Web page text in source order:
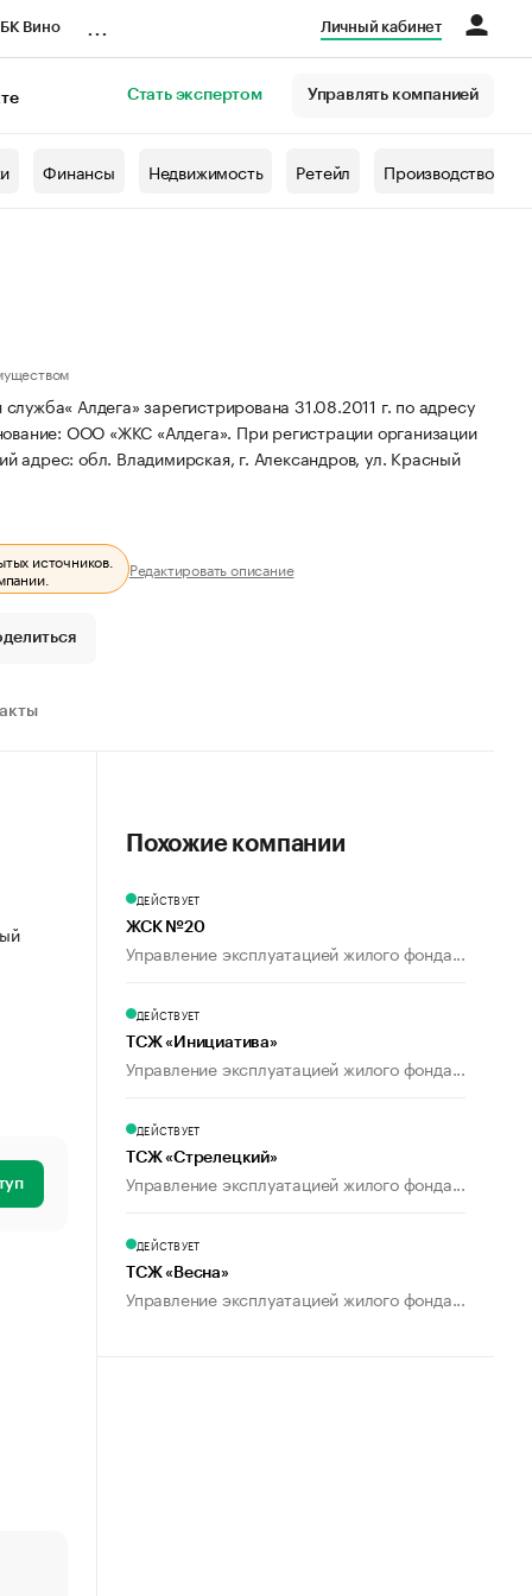
Вино Личный кабинет
Стать экспертом Управлять компанией
Финансы Недвижимость Ретейл Производство
Алдега» зарегистрирована 31.08.2011 г. по адресу
ООО «ЖКС «Алдега». При регистрации организации
адрес: обл. Владимирская, г. Александров, ул. Красный
источников. Редактировать описание
Похожие компании
ДЕЙСТВУЕТ
ЖСК №20
Управление эксплуатацией жилого фонда...
ДЕЙСТВУЕТ
ТСЖ «Инициатива»
Управление эксплуатацией жилого фонда...
ДЕЙСТВУЕТ
ТСЖ «Стрелецкий»
Управление эксплуатацией жилого фонда...
ДЕЙСТВУЕТ
ТСЖ «Весна»
Управление эксплуатацией жилого фонда...